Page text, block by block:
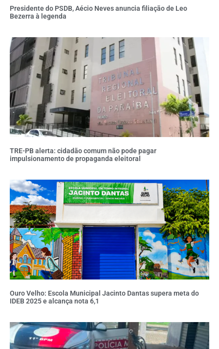
Presidente do PSDB, Aécio Neves anuncia filiação de Leo
Bezerra à legenda
TRE-PB alerta: cidadão comum não pode pagar
impulsionamento de propaganda eleitoral
Ouro Velho: Escola Municipal Jacinto Dantas supera meta do
IDEB 2025 e alcança nota 6,1